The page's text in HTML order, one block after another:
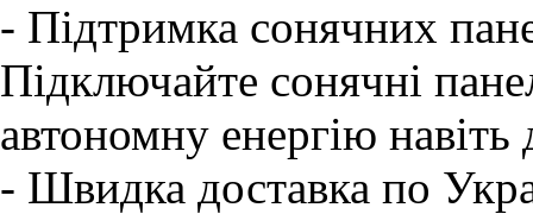
- Підтримка сонячних
Підключайте сонячні
автономну енергію навіть
- Швидка доставка по